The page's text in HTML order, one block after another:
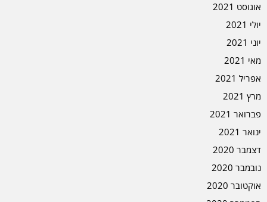
אוגוסט 2021
יולי 2021
יוני 2021
מאי 2021
אפריל 2021
מרץ 2021
פברואר 2021
ינואר 2021
דצמבר 2020
נובמבר 2020
אוקטובר 2020